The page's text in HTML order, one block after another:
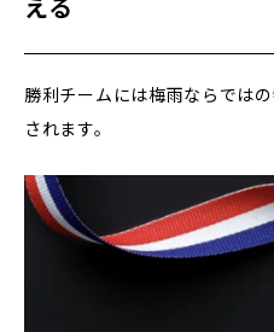
える
勝利チームには梅雨ならでは
されます。